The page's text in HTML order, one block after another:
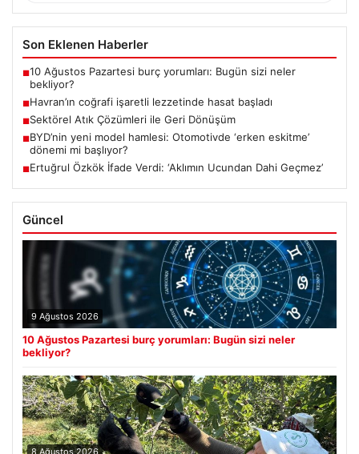
Son Eklenen Haberler
■10 Ağustos Pazartesi burç yorumları: Bugün sizi neler
bekliyor?
■Havran’ın coğrafi işaretli lezzetinde hasat başladı
■Sektörel Atık Çözümleri ile Geri Dönüşüm
■BYD’nin yeni model hamlesi: Otomotivde ‘erken eskitme’
dönemi mi başlıyor?
■Ertuğrul Özkök İfade Verdi: ‘Aklımın Ucundan Dahi Geçmez’
Güncel
9 Ağustos 2026
10 Ağustos Pazartesi burç yorumları: Bugün sizi neler
bekliyor?
8 Ağustos 2026